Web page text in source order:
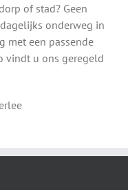
of stad? Geen
onderweg in
met een passende
vindt u ons geregeld